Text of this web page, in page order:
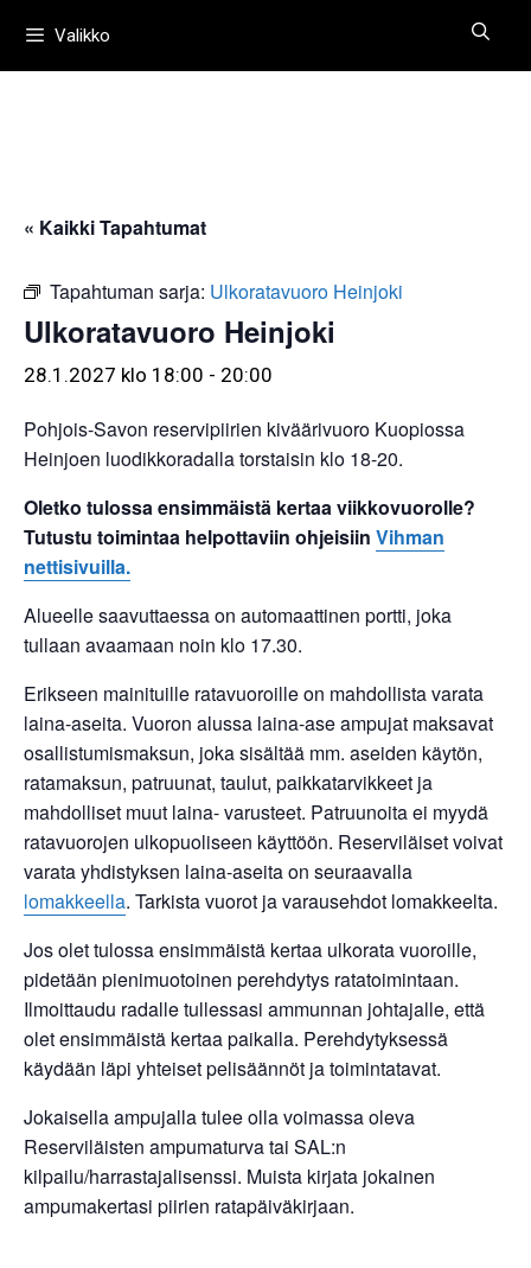
sisältöönValikko
« Kaikki Tapahtumat
Tapahtuman sarja: Ulkoratavuoro Heinjoki
Ulkoratavuoro Heinjoki
28.1.2027 klo 18:00 - 20:00
Pohjois-Savon reservipiirien kiväärivuoro Kuopiossa
Heinjoen luodikkoradalla torstaisin klo 18-20.
Oletko tulossa ensimmäistä kertaa viikkovuorolle?
Tutustu toimintaa helpottaviin ohjeisiin Vihman
nettisivuilla.
Alueelle saavuttaessa on automaattinen portti, joka
tullaan avaamaan noin klo 17.30.
Erikseen mainituille ratavuoroille on mahdollista varata
laina-aseita. Vuoron alussa laina-ase ampujat maksavat
osallistumismaksun, joka sisältää mm. aseiden käytön,
ratamaksun, patruunat, taulut, paikkatarvikkeet ja
mahdolliset muut laina- varusteet. Patruunoita ei myydä
ratavuorojen ulkopuoliseen käyttöön. Reserviläiset voivat
varata yhdistyksen laina-aseita on seuraavalla
lomakkeella. Tarkista vuorot ja varausehdot lomakkeelta.
Jos olet tulossa ensimmäistä kertaa ulkorata vuoroille,
pidetään pienimuotoinen perehdytys ratatoimintaan.
Ilmoittaudu radalle tullessasi ammunnan johtajalle, että
olet ensimmäistä kertaa paikalla. Perehdytyksessä
käydään läpi yhteiset pelisäännöt ja toimintatavat.
Jokaisella ampujalla tulee olla voimassa oleva
Reserviläisten ampumaturva tai SAL:n
kilpailu/harrastajalisenssi. Muista kirjata jokainen
ampumakertasi piirien ratapäiväkirjaan.